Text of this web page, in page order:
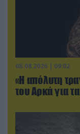
08.08.2026 | 09:02
«Η απόλυτη
του Αρκά για